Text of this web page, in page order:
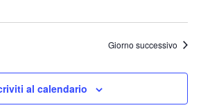
Giorno successivo
al calendario